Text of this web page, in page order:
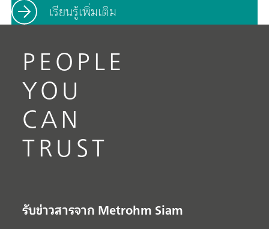
เรียนรู้เพิ่มเติม
PEOPLE
YOU
CAN
TRUST
รับข่าวสารจาก Metrohm Siam